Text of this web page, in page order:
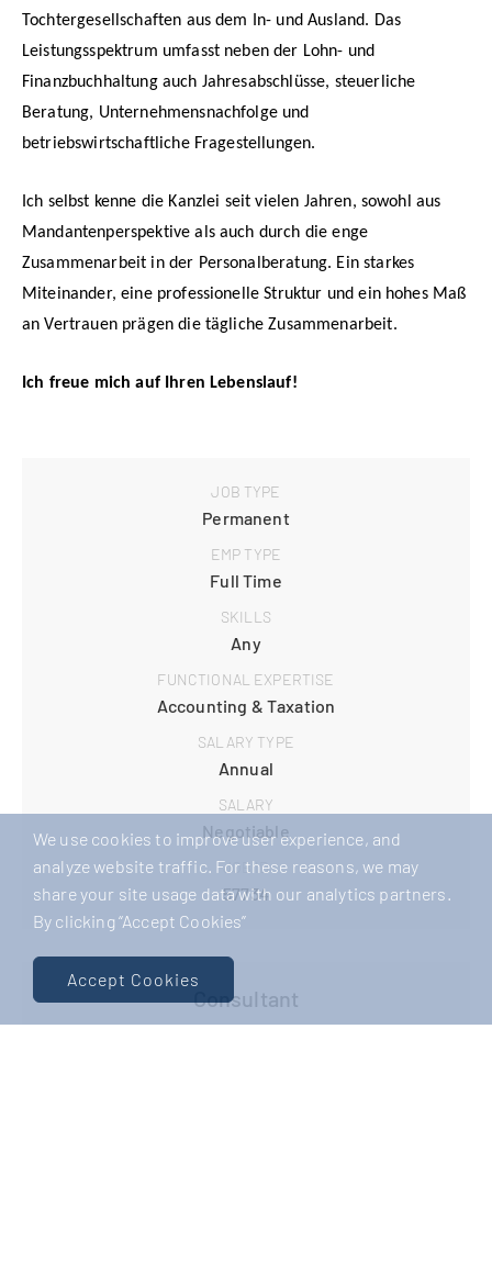
JOB TYPE
Permanent
EMP TYPE
Full Time
SKILLS
Any
FUNCTIONAL EXPERTISE
Accounting & Taxation
SALARY TYPE
Annual
SALARY
Negotiable
JOB ID
57734
Tochtergesellschaften aus dem In- und Ausland. Das
Leistungsspektrum umfasst neben der Lohn- und
Finanzbuchhaltung auch Jahresabschlüsse, steuerliche
Beratung, Unternehmensnachfolge und
betriebswirtschaftliche Fragestellungen.
Ich selbst kenne die Kanzlei seit vielen Jahren, sowohl aus
Mandantenperspektive als auch durch die enge
Zusammenarbeit in der Personalberatung. Ein starkes
Miteinander, eine professionelle Struktur und ein hohes Maß
an Vertrauen prägen die tägliche Zusammenarbeit.
Ich freue mich auf Ihren Lebenslauf!
Consultant
We use cookies to improve user experience, and
analyze website traffic. For these reasons, we may
share your site usage data with our analytics partners.
By clicking “Accept Cookies”
Accept Cookies